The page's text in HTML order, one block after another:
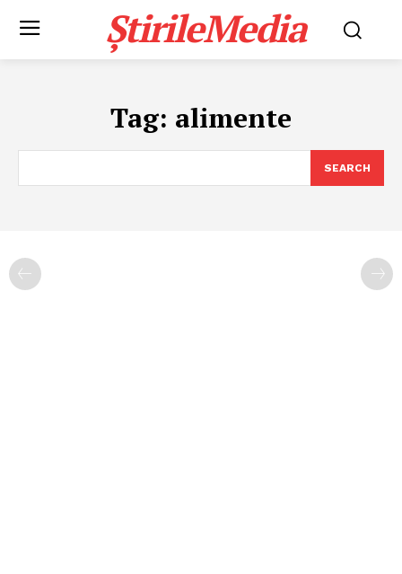
ȘtirileMedia
Tag: alimente
SEARCH